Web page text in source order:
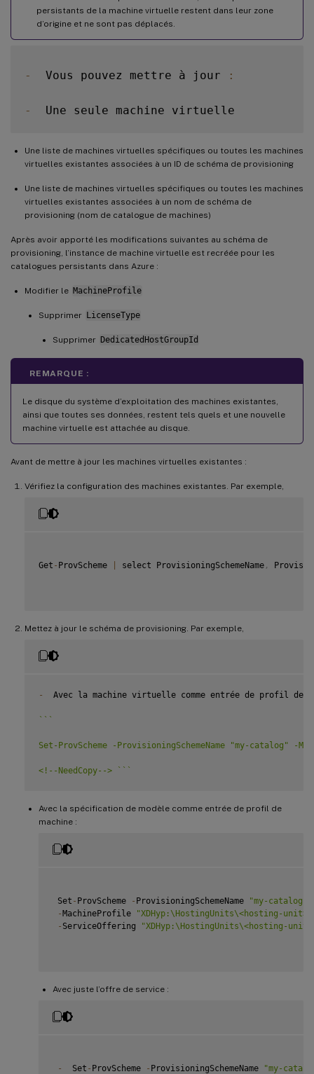
persistants de la machine virtuelle restent dans leur zone
d’origine et ne sont pas déplacés.
-
  Vous pouvez mettre à jour
:
-
Une liste de machines virtuelles spécifiques ou toutes les machines
virtuelles existantes associées à un ID de schéma de provisioning
Une liste de machines virtuelles spécifiques ou toutes les machines
virtuelles existantes associées à un nom de schéma de
provisioning (nom de catalogue de machines)
Après avoir apporté les modifications suivantes au schéma de
provisioning, l’instance de machine virtuelle est recréée pour les
catalogues persistants dans Azure :
Modifier le MachineProfile
Supprimer LicenseType
Supprimer DedicatedHostGroupId
REMARQUE :
Le disque du système d’exploitation des machines existantes,
ainsi que toutes ses données, restent tels quels et une nouvelle
machine virtuelle est attachée au disque.
Avant de mettre à jour les machines virtuelles existantes :
Vérifiez la configuration des machines existantes. Par exemple,
Get - ProvScheme select ProvisioningSchemeName ,
Mettez à jour le schéma de provisioning. Par exemple,
-
Avec la machine virtuelle comme entrée de profil de
` ` `
Set-ProvScheme -ProvisioningSchemeName "my-
<!--NeedCopy--> ` ` `
Avec la spécification de modèle comme entrée de profil de
machine :
Set - ProvScheme - ProvisioningSchemeName
"my-catalog"
-MachineProfile
"XDHyp:\HostingUnits\<hosting-
- ServiceOffering "XDHyp:\HostingUnits\<hosting-
Avec juste l’offre de service :
-
  Set
- ProvScheme - ProvisioningSchemeName "my-